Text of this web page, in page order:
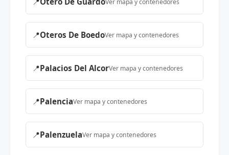
📍Oteros De BoedoVer mapa y contenedores
📍Palacios Del AlcorVer mapa y contenedores
📍PalenciaVer mapa y contenedores
📍PalenzuelaVer mapa y contenedores